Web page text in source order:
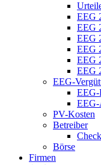
EEG
EEG
EEG
EEG
EEG
EEG
EEG-
EEG-
EEG-
PV-Kosten
Betreiber
Börse
Firmen